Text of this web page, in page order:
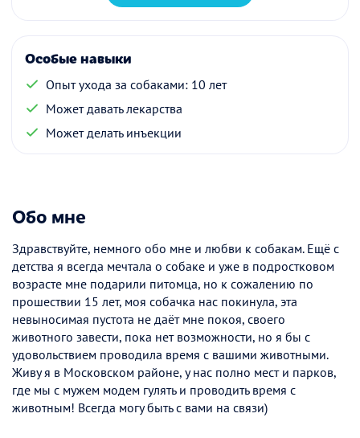
Особые навыки
Опыт ухода за собаками: 10 лет
Может давать лекарства
Может делать инъекции
Обо мне
Здравствуйте, немного обо мне и любви к собакам. Ещё с
детства я всегда мечтала о собаке и уже в подростковом
возрасте мне подарили питомца, но к сожалению по
прошествии 15 лет, моя собачка нас покинула, эта
невыносимая пустота не даёт мне покоя, своего
животного завести, пока нет возможности, но я бы с
удовольствием проводила время с вашими животными.
Живу я в Московском районе, у нас полно мест и парков,
где мы с мужем модем гулять и проводить время с
животным! Всегда могу быть с вами на связи)